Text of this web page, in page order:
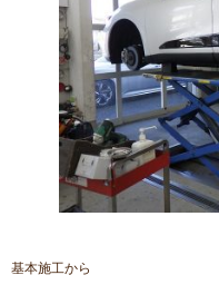
基本施工から